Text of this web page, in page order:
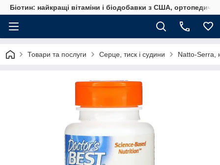
Біотин: найкращі вітаміни і біодобавки з США,
Товари та послуги Серце, тиск і судини Natto-Serra,